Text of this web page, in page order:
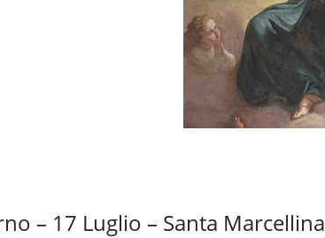
– 17 Luglio – Santa Marcellina